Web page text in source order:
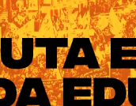
Estado do Rio